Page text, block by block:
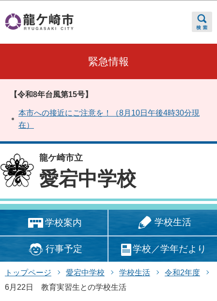
緊急情報
【令和8年台風第15号】
本市への接近にご注意を！（8月10日午後4時30分現
在）
龍ケ崎市立
愛宕中学校
学校案内 学校生活
行事予定 学校／学年だより
トップページ 愛宕中学校 学校生活
令和2年度
6月22日 教育実習生との学校生活